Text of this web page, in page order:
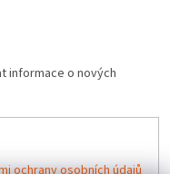
informace o nových
ochrany osobních údajů